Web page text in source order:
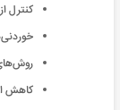
کنترل
کاهش